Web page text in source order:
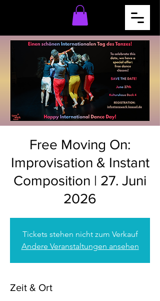
Free Moving On:
Improvisation & Instant
Composition | 27. Juni
2026
Tickets stehen nicht zum Verkauf
Andere Veranstaltungen ansehen
Zeit & Ort